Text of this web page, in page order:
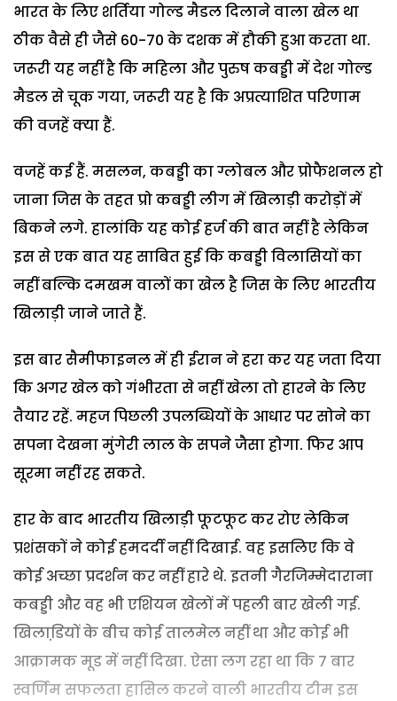
भारत के लिए शर्तिया गोल्ड मैडल दिलाने वाला खेल था
ठीक वैसे ही जैसे 60-70 के दशक में हौकी हुआ करता था.
जरूरी यह नहीं है कि महिला और पुरुष कबड्डी में देश गोल्ड
मैडल से चूक गया, जरूरी यह है कि अप्रत्याशित परिणाम
की वजहें क्या हैं.
वजहें कई हैं. मसलन, कबड्डी का ग्लोबल और प्रोफैशनल हो
जाना जिस के तहत प्रो कबड्डी लीग में खिलाड़ी करोड़ों में
बिकने लगे. हालांकि यह कोई हर्ज की बात नहीं है लेकिन
इस से एक बात यह साबित हुई कि कबड्डी विलासियों का
नहीं बल्कि दमखम वालों का खेल है जिस के लिए भारतीय
खिलाड़ी जाने जाते हैं.
इस बार सैमीफाइनल में ही ईरान ने हरा कर यह जता दिया
कि अगर खेल को गंभीरता से नहीं खेला तो हारने के लिए
तैयार रहें. महज पिछली उपलब्धियों के आधार पर सोने का
सपना देखना मुंगेरी लाल के सपने जैसा होगा. फिर आप
सूरमा नहीं रह सकते.
हार के बाद भारतीय खिलाड़ी फूटफूट कर रोए लेकिन
प्रशंसकों ने कोई हमदर्दी नहीं दिखाई. वह इसलिए कि वे
कोई अच्छा प्रदर्शन कर नहीं हारे थे. इतनी गैरजिम्मेदाराना
कबड्डी और वह भी एशियन खेलों में पहली बार खेली गई.
खिलाडि़यों के बीच कोई तालमेल नहीं था और कोई भी
आक्रामक मूड में नहीं दिखा. ऐसा लग रहा था कि 7 बार
स्वर्णिम सफलता हासिल करने वाली भारतीय टीम इस